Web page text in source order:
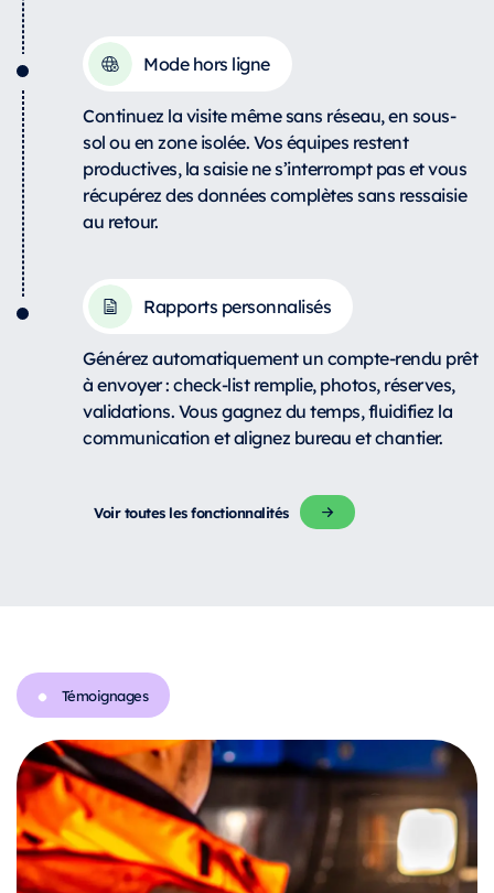
Mode hors ligne
Continuez la visite même sans réseau, en sous-
sol ou en zone isolée. Vos équipes restent
productives, la saisie ne s’interrompt pas et vous
récupérez des données complètes sans ressaisie
au retour.
Rapports personnalisés
Générez automatiquement un compte-rendu prêt
à envoyer : check-list remplie, photos, réserves,
validations. Vous gagnez du temps, fluidifiez la
communication et alignez bureau et chantier.
Voir toutes les fonctionnalités
Témoignages